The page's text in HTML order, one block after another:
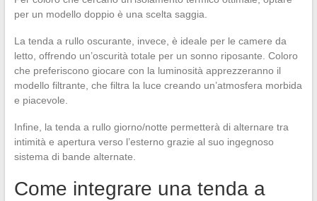
per un modello doppio è una scelta saggia.
La tenda a rullo oscurante, invece, è ideale per le camere da
letto, offrendo un’oscurità totale per un sonno riposante. Coloro
che preferiscono giocare con la luminosità apprezzeranno il
modello filtrante, che filtra la luce creando un’atmosfera morbida
e piacevole.
Infine, la tenda a rullo giorno/notte permetterà di alternare tra
intimità e apertura verso l’esterno grazie al suo ingegnoso
sistema di bande alternate.
Come integrare una tenda a